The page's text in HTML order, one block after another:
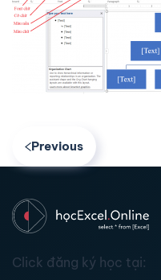
Previous
Click đăng ký học tại: